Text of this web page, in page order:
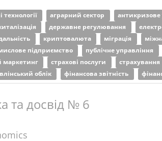
технології аграрний сектор антикризове
державне регулювання
криптовалюта міграція
підприємство публічне управління
маркетинг страхові послуги страхування
облік фінансова звітність
та досвід № 6